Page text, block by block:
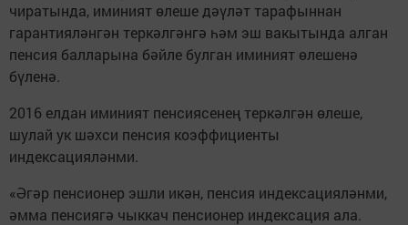
чиратында, иминият өлеше дәүләт тарафыннан
гарантияләнгән теркәлгәнгә һәм эш вакытында алган
пенсия балларына бәйле булган иминият өлешенә
бүленә.
2016 елдан иминият пенсиясенең теркәлгән өлеше,
шулай ук шәхси пенсия коэффициенты
индексацияләнми.
«Әгәр пенсионер эшли икән, пенсия индексацияләнми,
әмма пенсиягә чыккач пенсионер индексация ала.